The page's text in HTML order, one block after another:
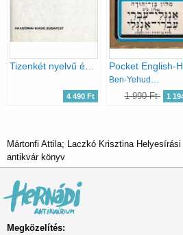
Tizenkét nyelvű építési szótár - Magyar kötet
4 490 Ft
Ben-Yehuda; Weinstein
1 990 Ft 1
Mártonfi Attila; Laczkó Krisztina
antikvár könyv
Megközelítés: